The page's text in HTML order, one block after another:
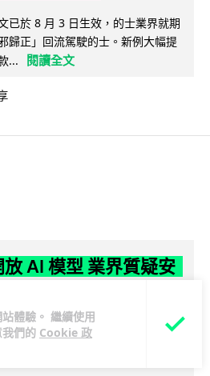
體驗。 繼續使用
們的 Cookie 政
已於 8 月 3 日生效，的士業界就期
歸正」回流駕駛的士。新例大幅提
...
閱讀全文
AI 模型 業界質疑安
頂尖 AI 公司，中國開發的開放權重
AI 安全框架的測試範圍。美國業界